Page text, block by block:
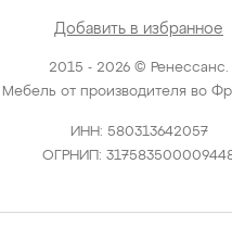
2015 - 2026 © Ренессанс.
Мебель от производителя во
ИНН: 580313642057
ОГРНИП:
Добавить в избранное